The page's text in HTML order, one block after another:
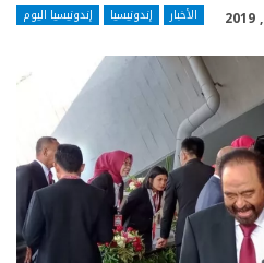
الأخبار إندونيسيا إندونيسيا اليوم